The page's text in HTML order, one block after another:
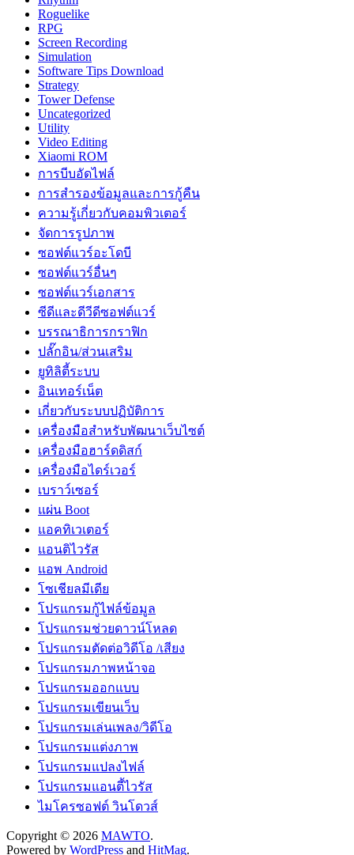
Roguelike
RPG
Screen Recording
Simulation
Software Tips Download
Strategy
Tower Defense
Uncategorized
Utility
Video Editing
Xiaomi ROM
การบีบอัดไฟล์
การสำรองข้อมูลและการกู้คืน
ความรู้เกี่ยวกับคอมพิวเตอร์
จัดการรูปภาพ
ซอฟต์แวร์อะโดบี
ซอฟต์แวร์อื่นๆ
ซอฟต์แวร์เอกสาร
ซีดีและดีวีดีซอฟต์แวร์
บรรณาธิการกราฟิก
ปลั๊กอิน/ส่วนเสริม
ยูทิลิตี้ระบบ
อินเทอร์เน็ต
เกี่ยวกับระบบปฏิบัติการ
เครื่องมือสำหรับพัฒนาเว็บไซต์
เครื่องมือฮาร์ดดิสก์
เครื่องมือไดร์เวอร์
เบราว์เซอร์
แผ่น Boot
แอคทิเวเตอร์
แอนติไวรัส
แอพ Android
โซเชียลมีเดีย
โปรแกรมกู้ไฟล์ข้อมูล
โปรแกรมช่วยดาวน์โหลด
โปรแกรมตัดต่อวิดีโอ /เสียง
โปรแกรมภาพหน้าจอ
โปรแกรมออกแบบ
โปรแกรมเขียนเว็บ
โปรแกรมเล่นเพลง/วิดีโอ
โปรแกรมแต่งภาพ
โปรแกรมแปลงไฟล์
โปรแกรมแอนตี้ไวรัส
ไมโครซอฟต์ วินโดวส์
Copyright © 2026 MAWTO.
Powered by WordPress and HitMag.